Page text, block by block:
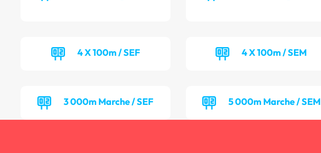
4 X 100m / SEF 4 X 100m / SEM
3 000m Marche / SEF 5 000m Marche / SEM